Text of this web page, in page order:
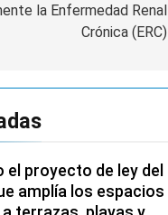
la Enfermedad Renal
Crónica (ERC)
el proyecto de ley del
amplía los espacios